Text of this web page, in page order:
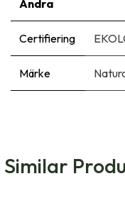
Andra
Certifiering
Märke
Similar